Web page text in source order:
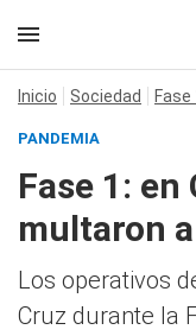
Inicio Sociedad Fase
PANDEMIA
Fase 1: en
multaron
Los operativos
Cruz durante la